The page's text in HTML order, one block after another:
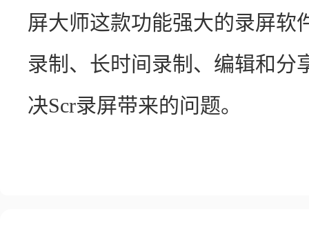
屏大师这款功能强大的录屏软
录制、长时间录制、编辑和分
决Scr录屏带来的问题。